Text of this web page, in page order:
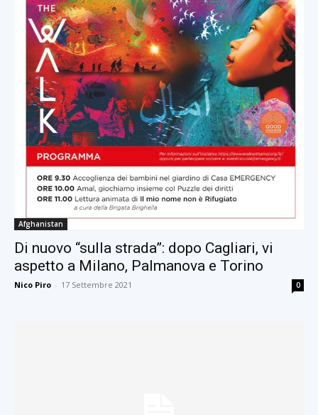
Afghanistan
Di nuovo “sulla strada”: dopo Cagliari, vi
aspetto a Milano, Palmanova e Torino
Nico Piro - 17 Settembre 2021 0